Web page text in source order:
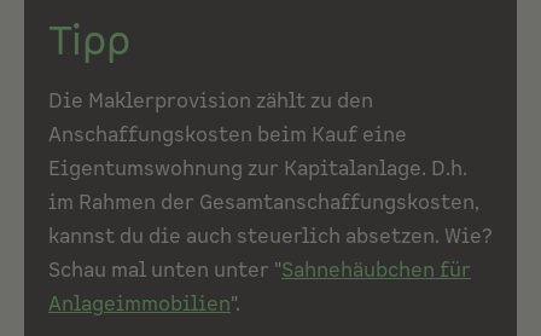
Tipp
Die Maklerprovision zählt zu den
Anschaffungskosten beim Kauf eine
Eigentumswohnung zur Kapitalanlage. D.h.
im Rahmen der Gesamtanschaffungskosten,
kannst du die auch steuerlich absetzen. Wie?
Schau mal unten unter "Sahnehäubchen für
Anlageimmobilien".